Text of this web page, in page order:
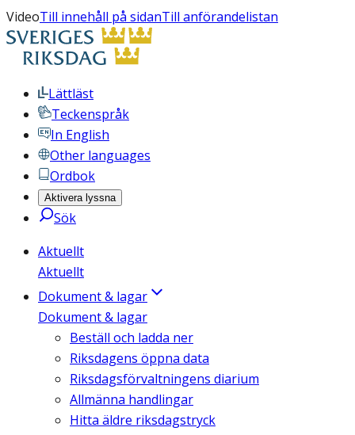
VideoTill innehåll på sidanTill anförandelistan
Lättläst
Teckenspråk
In English
Other languages
Ordbok
Aktivera lyssna
Sök
Aktuellt
Aktuellt
Dokument & lagar
Dokument & lagar
Beställ och ladda ner
Riksdagens öppna data
Riksdagsförvaltningens diarium
Allmänna handlingar
Hitta äldre riksdagstryck